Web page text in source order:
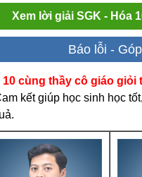
Xem lời giải SGK - Hóa
Báo lỗi -
cùng thầy cô giáo giỏi
kết giúp học sinh học